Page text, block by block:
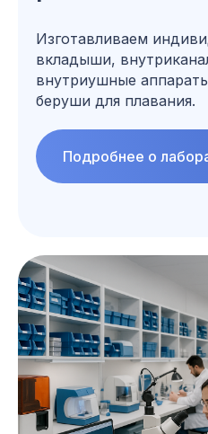
Изготавливаем
вкладыши,
внутриушные
беруши для плавания.
Подробнее о